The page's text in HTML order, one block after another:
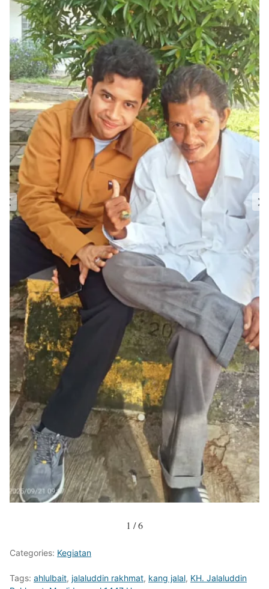
1 / 6
Categories: Kegiatan
Tags: ahlulbait, jalaluddin rakhmat, kang jalal, KH. Jalaluddin